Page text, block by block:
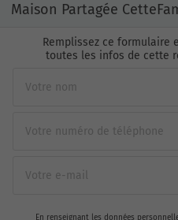
Maison Partagée
Remplissez ce formulaire
toutes les infos de cette
En renseignant les données